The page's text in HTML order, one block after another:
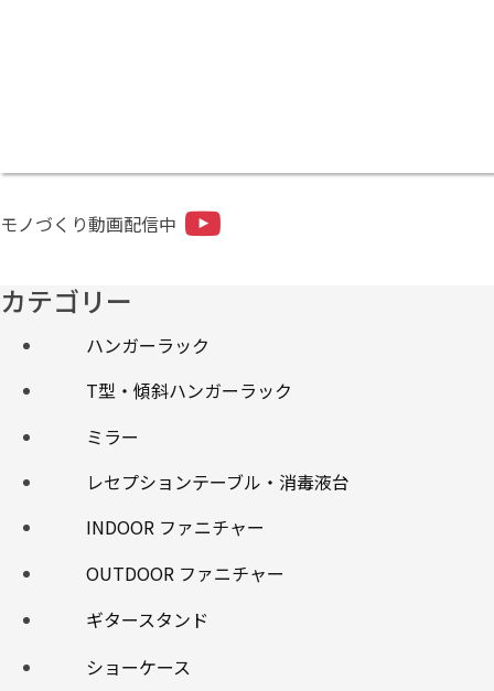
モノづくり動画配信中
カテゴリー
ハンガーラック
T型・傾斜ハンガーラック
ミラー
レセプションテーブル・消毒液台
INDOOR ファニチャー
OUTDOOR ファニチャー
ギタースタンド
ショーケース